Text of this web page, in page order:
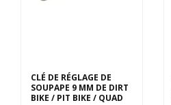
CLÉ DE RÉGLAGE DE
SOUPAPE 9 MM DE DIRT
BIKE / PIT BIKE / QUAD